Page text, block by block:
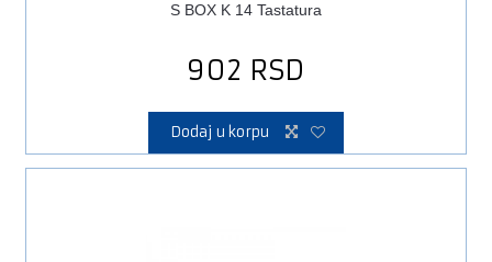
S BOX K 14 Tastatura
902 RSD
Dodaj u korpu